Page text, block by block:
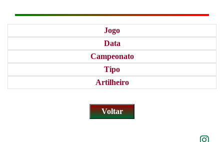
Jogo
Data
Campeonato
Tipo
Artilheiro